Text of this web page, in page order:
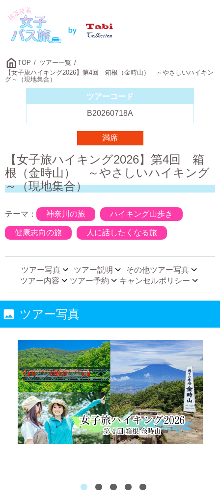
TOP
ツアー一覧
【女子旅ハイキング2026】第4回 箱根（金時山） ～やさしいハイキン
グ～（現地集合）
ツアーコード
B20260718A
満席
【女子旅ハイキング2026】第4回 箱
根（金時山） ～やさしいハイキング
～（現地集合）
テーマ： 神奈川の旅 ハイキング山歩き
健康志向の旅 人に話したくなる旅
ツアー写真 ツアー説明
その他ツアー写真
ツアー内容
ツアー予約 キャンセルポリシー
ツアー写真